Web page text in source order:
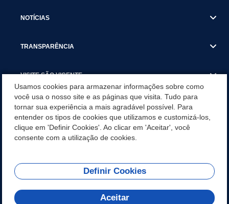
NOTÍCIAS
TRANSPARÊNCIA
VISITE SÃO VICENTE
SÃO VICENTE REFORÇA REDE DE PROTEÇÃO ÀS MULHERES
DURANTE O AGOSTO LILÁS COM AÇÕES DE
CONSCIENTIZAÇÃO E ACOLHIMENTO
REDES SOCIAIS
Usamos cookies para armazenar informações sobre como
você usa o nosso site e as páginas que visita. Tudo para
tornar sua experiência a mais agradável possível. Para
entender os tipos de cookies que utilizamos e customizá-los,
clique em 'Definir Cookies'. Ao clicar em 'Aceitar', você
consente com a utilização de cookies.
Definir Cookies
Aceitar
Olá! Como
posso te ajudar?